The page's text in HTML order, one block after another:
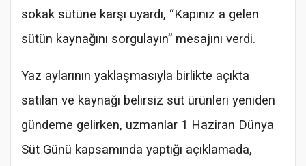
sokak sütüne karşı uyardı, “Kapınız a gelen
sütün kaynağını sorgulayın” mesajını verdi.
Yaz aylarının yaklaşmasıyla birlikte açıkta
satılan ve kaynağı belirsiz süt ürünleri yeniden
gündeme gelirken, uzmanlar 1 Haziran Dünya
Süt Günü kapsamında yaptığı açıklamada,